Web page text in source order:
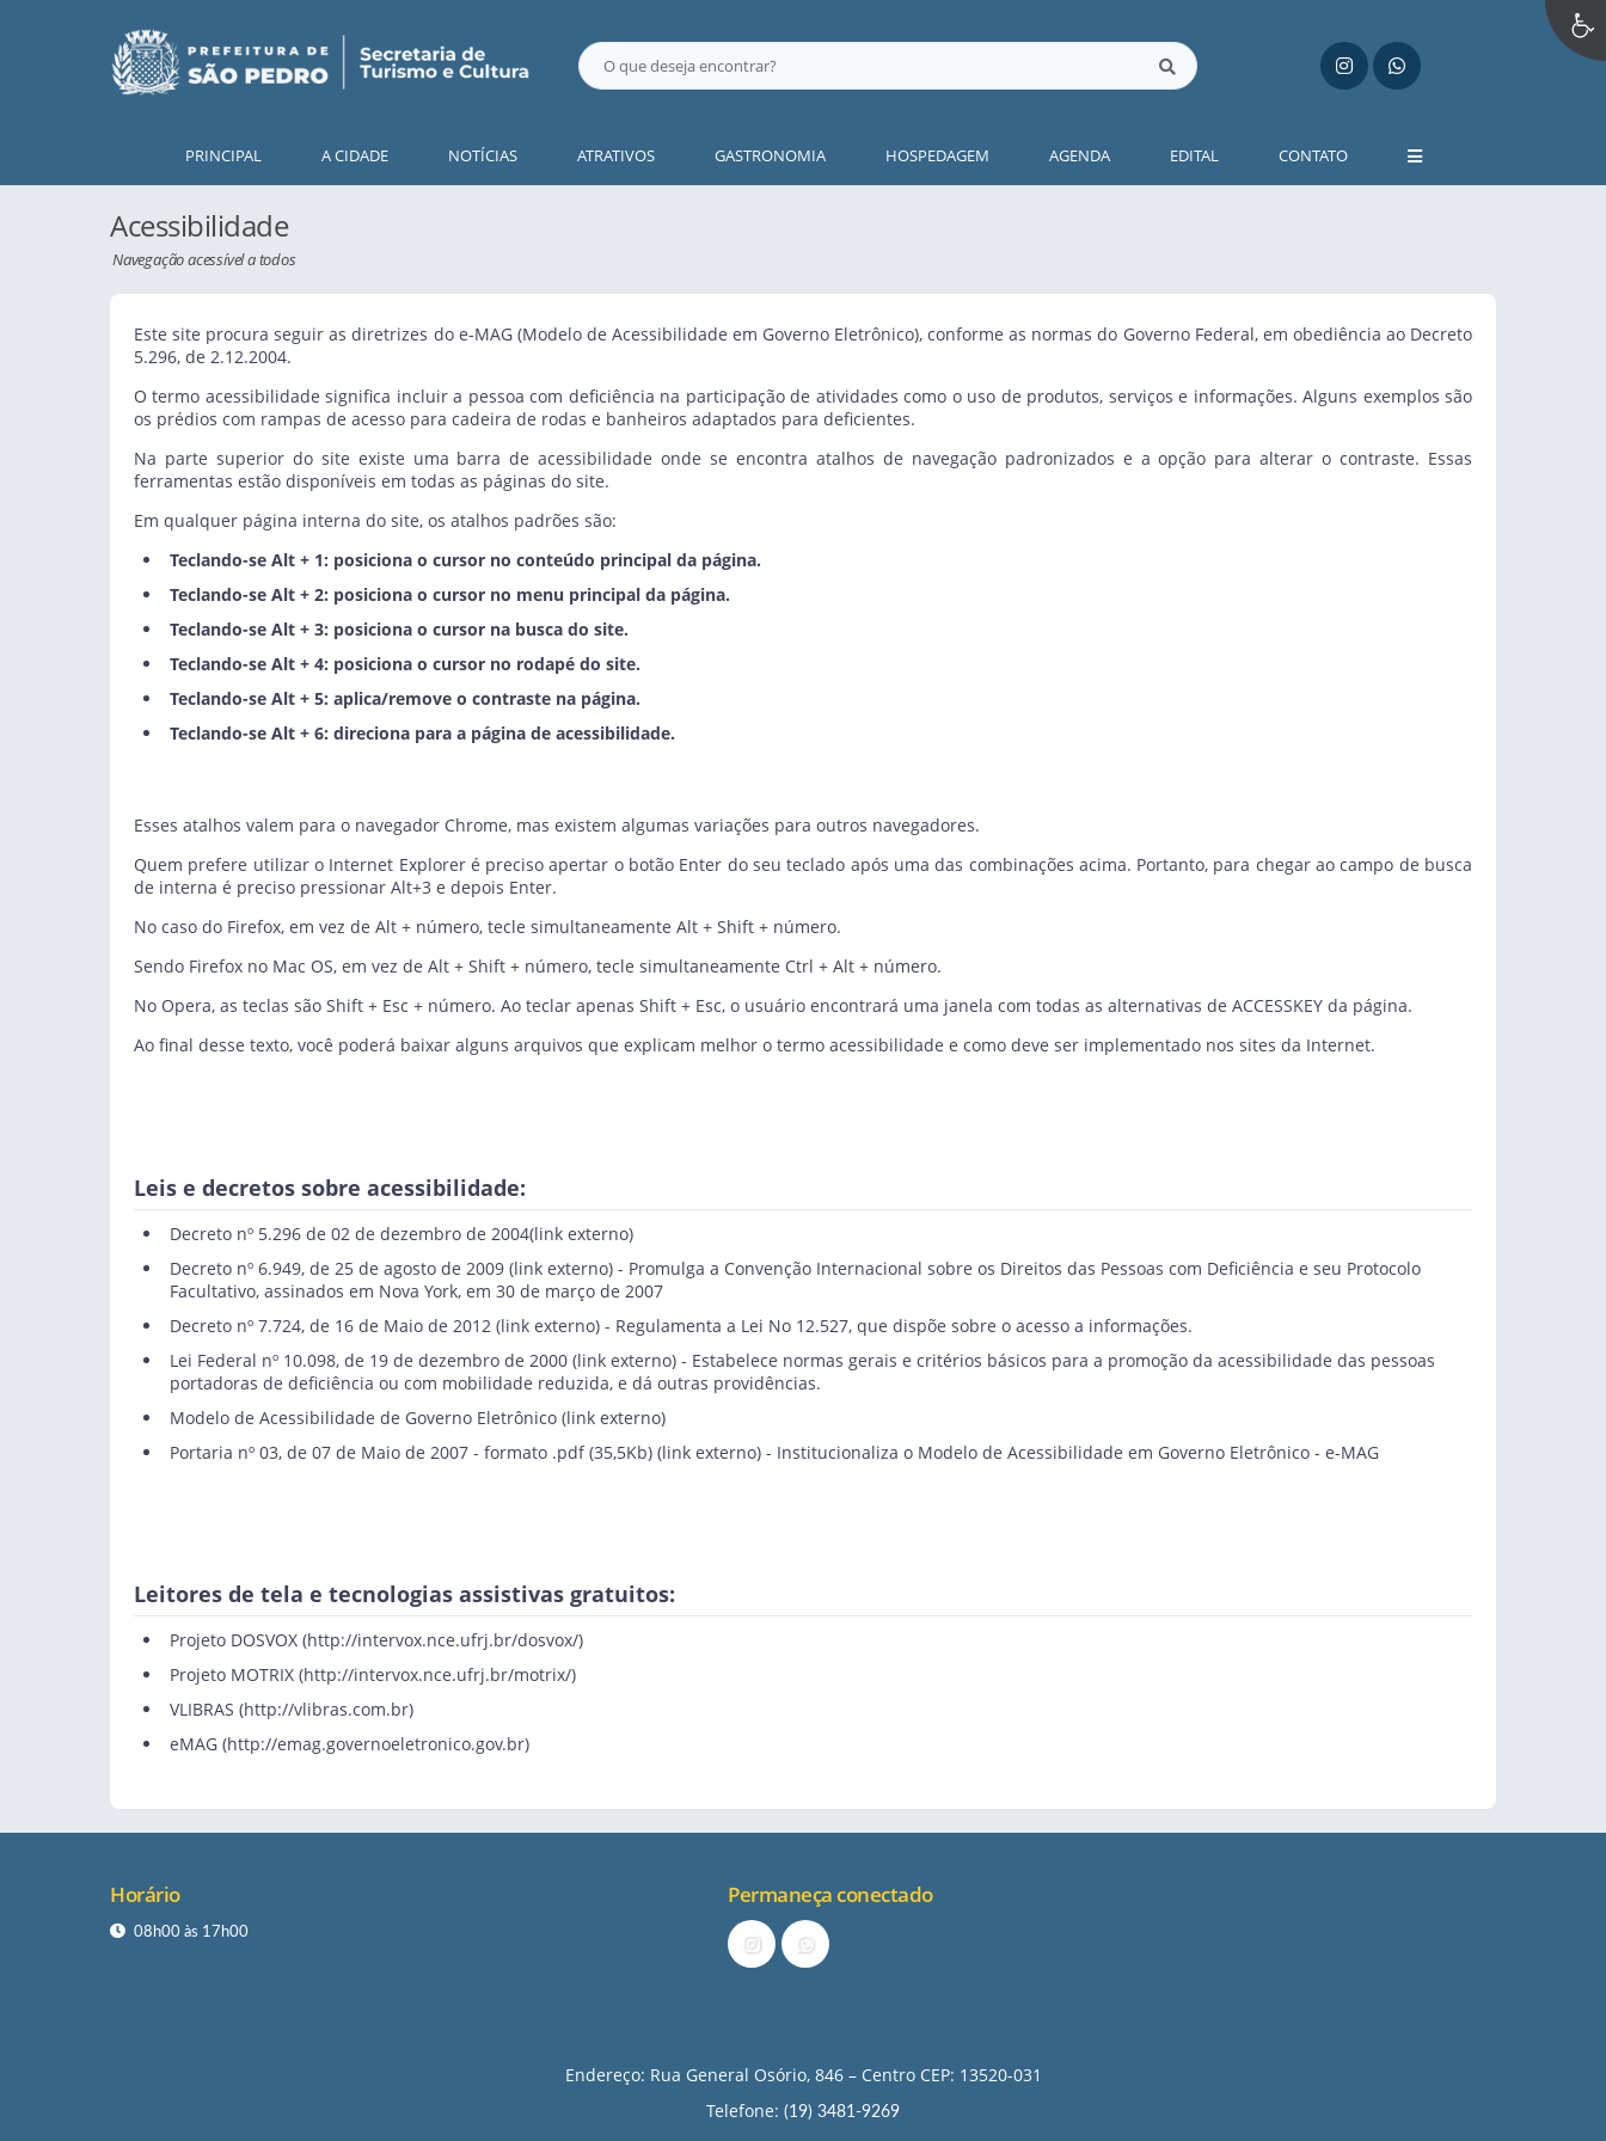
PRINCIPAL A CIDADE NOTÍCIAS ATRATIVOS GASTRONOMIA HOSPEDAGEM AGENDA EDITAL CONTATO
Acessibilidade
Navegação acessível a todos
Este site procura seguir as diretrizes do e-MAG (Modelo de Acessibilidade em Governo Eletrônico), conforme as normas do Governo Federal, em obediência ao Decreto
5.296, de 2.12.2004.
O termo acessibilidade significa incluir a pessoa com deficiência na participação de atividades como o uso de produtos, serviços e informações. Alguns exemplos são
os prédios com rampas de acesso para cadeira de rodas e banheiros adaptados para deficientes.
Na parte superior do site existe uma barra de acessibilidade onde se encontra atalhos de navegação padronizados e a opção para alterar o contraste. Essas
ferramentas estão disponíveis em todas as páginas do site.
Em qualquer página interna do site, os atalhos padrões são:
Teclando-se Alt + 1: posiciona o cursor no conteúdo principal da página.
Teclando-se Alt + 2: posiciona o cursor no menu principal da página.
Teclando-se Alt + 3: posiciona o cursor na busca do site.
Teclando-se Alt + 4: posiciona o cursor no rodapé do site.
Teclando-se Alt + 5: aplica/remove o contraste na página.
Teclando-se Alt + 6: direciona para a página de acessibilidade.
Esses atalhos valem para o navegador Chrome, mas existem algumas variações para outros navegadores.
Quem prefere utilizar o Internet Explorer é preciso apertar o botão Enter do seu teclado após uma das combinações acima. Portanto, para chegar ao campo de busca
de interna é preciso pressionar Alt+3 e depois Enter.
No caso do Firefox, em vez de Alt + número, tecle simultaneamente Alt + Shift + número.
Sendo Firefox no Mac OS, em vez de Alt + Shift + número, tecle simultaneamente Ctrl + Alt + número.
No Opera, as teclas são Shift + Esc + número. Ao teclar apenas Shift + Esc, o usuário encontrará uma janela com todas as alternativas de ACCESSKEY da página.
Ao final desse texto, você poderá baixar alguns arquivos que explicam melhor o termo acessibilidade e como deve ser implementado nos sites da Internet.
Leis e decretos sobre acessibilidade:
Decreto nº 5.296 de 02 de dezembro de 2004(link externo)
Decreto nº 6.949, de 25 de agosto de 2009 (link externo) - Promulga a Convenção Internacional sobre os Direitos das Pessoas com Deficiência e seu Protocolo
Facultativo, assinados em Nova York, em 30 de março de 2007
Decreto nº 7.724, de 16 de Maio de 2012 (link externo) - Regulamenta a Lei No 12.527, que dispõe sobre o acesso a informações.
Lei Federal nº 10.098, de 19 de dezembro de 2000 (link externo) - Estabelece normas gerais e critérios básicos para a promoção da acessibilidade das pessoas
portadoras de deficiência ou com mobilidade reduzida, e dá outras providências.
Modelo de Acessibilidade de Governo Eletrônico (link externo)
Portaria nº 03, de 07 de Maio de 2007 - formato .pdf (35,5Kb) (link externo) - Institucionaliza o Modelo de Acessibilidade em Governo Eletrônico - e-MAG
Leitores de tela e tecnologias assistivas gratuitos:
Projeto DOSVOX (http://intervox.nce.ufrj.br/dosvox/)
Projeto MOTRIX (http://intervox.nce.ufrj.br/motrix/)
VLIBRAS (http://vlibras.com.br)
eMAG (http://emag.governoeletronico.gov.br)
Horário
08h00 às 17h00
Permaneça conectado
Endereço: Rua General Osório, 846 – Centro CEP: 13520-031
Telefone: (19) 3481-9269